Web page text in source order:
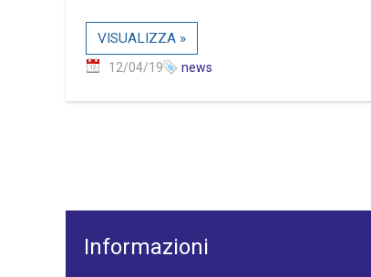
VISUALIZZA »
12/04/19 news
Informazioni